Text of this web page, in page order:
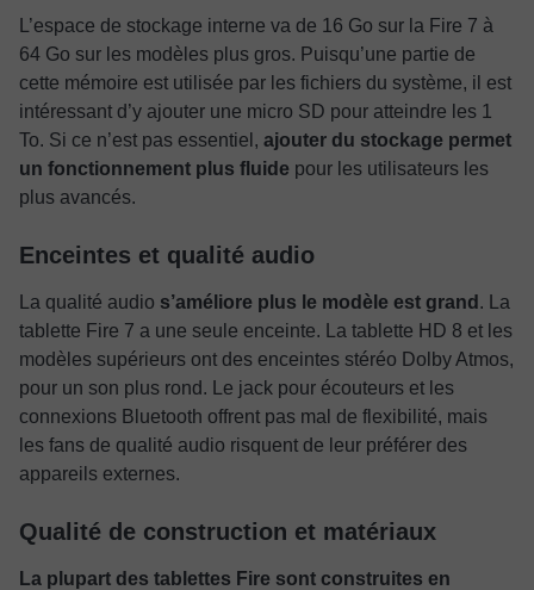
L’espace de stockage interne va de 16 Go sur la Fire 7 à
64 Go sur les modèles plus gros. Puisqu’une partie de
cette mémoire est utilisée par les fichiers du système, il est
intéressant d’y ajouter une micro SD pour atteindre les 1
To. Si ce n’est pas essentiel, ajouter du stockage permet
un fonctionnement plus fluide pour les utilisateurs les
plus avancés.
Enceintes et qualité audio
La qualité audio s’améliore plus le modèle est grand . La
tablette Fire 7 a une seule enceinte. La tablette HD 8 et les
modèles supérieurs ont des enceintes stéréo Dolby Atmos,
pour un son plus rond. Le jack pour écouteurs et les
connexions Bluetooth offrent pas mal de flexibilité, mais
les fans de qualité audio risquent de leur préférer des
appareils externes.
Qualité de construction et matériaux
La plupart des tablettes Fire sont construites en